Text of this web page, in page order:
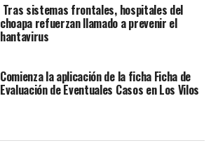
Tras sistemas frontales, hospitales del
choapa refuerzan llamado a prevenir el
hantavirus
Comienza la aplicación de la ficha Ficha de
Evaluación de Eventuales Casos en Los Vilos